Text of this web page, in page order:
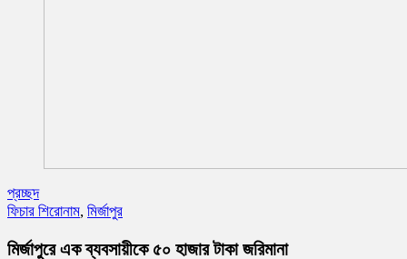
প্রচ্ছদ
ফিচার শিরোনাম, মির্জাপুর
মির্জাপুরে এক ব্যবসায়ীকে ৫০ হাজার টাকা জরিমানা